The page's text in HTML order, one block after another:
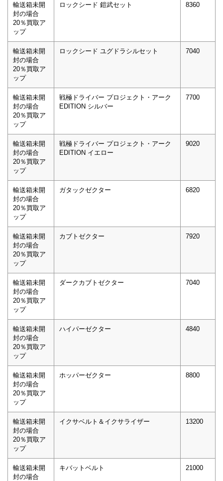
輸送箱未開
封の場合
20％買取ア
ップ
ロックシード 鎧武セット 8360
輸送箱未開
封の場合
20％買取ア
ップ
ロックシード ユグドラシルセット 7040
輸送箱未開
封の場合
20％買取ア
ップ
戦極ドライバー プロジェクト・アーク
EDITION シルバー
7700
輸送箱未開
封の場合
20％買取ア
ップ
戦極ドライバー プロジェクト・アーク
EDITION イエロー
9020
輸送箱未開
封の場合
20％買取ア
ップ
ガタックゼクター 6820
輸送箱未開
封の場合
20％買取ア
ップ
カブトゼクター 7920
輸送箱未開
封の場合
20％買取ア
ップ
ダークカブトゼクター 7040
輸送箱未開
封の場合
20％買取ア
ップ
ハイパーゼクター 4840
輸送箱未開
封の場合
20％買取ア
ップ
ホッパーゼクター 8800
輸送箱未開
封の場合
20％買取ア
ップ
イクサベルト＆イクサライザー 13200
輸送箱未開
封の場合
キバットベルト 21000